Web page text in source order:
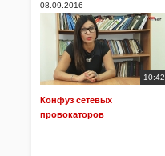
08.09.2016
10:42
Конфуз сетевых
провокаторов